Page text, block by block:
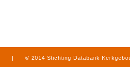
| © 2014 Stichting Databank